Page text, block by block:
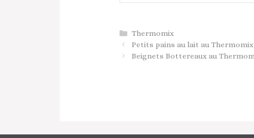
Catégories
Thermomix
Petits pains au lait au Thermomix
Beignets Bottereaux au